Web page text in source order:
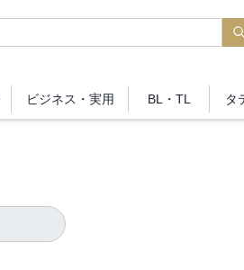
ビジネス ・実用 BL・TL タ